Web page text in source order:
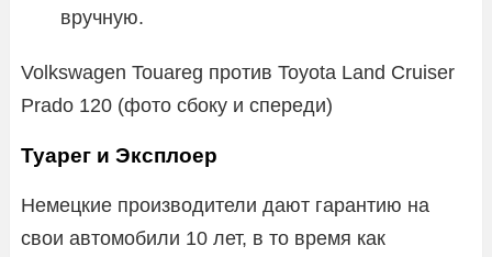
вручную.
Volkswagen Touareg против Toyota Land Cruiser
Prado 120 (фото сбоку и спереди)
Туарег и Эксплоер
Немецкие производители дают гарантию на
свои автомобили 10 лет, в то время как